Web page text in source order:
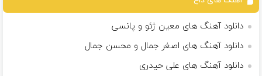
دانلود آهنگ های معین ژئو و پانسی
دانلود آهنگ های اصغر جمال و محسن جمال
دانلود آهنگ های علی حیدری